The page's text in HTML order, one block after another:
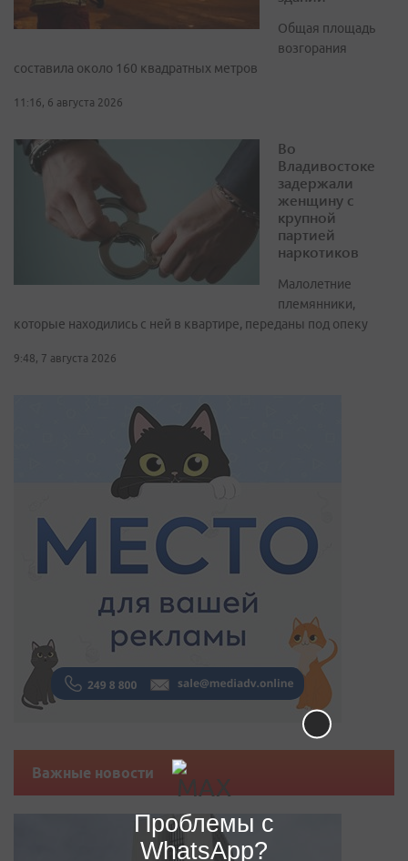
Общая площадь
возгорания
составила около 160 квадратных метров
11:16, 6 августа 2026
Во
Владивостоке
задержали
женщину с
крупной
партией
наркотиков
Малолетние
племянники,
которые находились с ней в квартире, переданы под опеку
9:48, 7 августа 2026
Важные новости
Проблемы с
WhatsApp?